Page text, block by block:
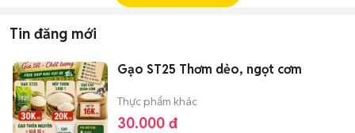
Tin đăng mới
Gạo ST25 Thơm dẻo, ngọt cơm
Thực phẩm khác
30.000 đ